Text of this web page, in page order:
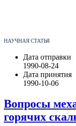
НАУЧНАЯ СТАТЬЯ
Дата отправки
1990-08-24
Дата принятия
1990-10-06
Вопросы
горячих